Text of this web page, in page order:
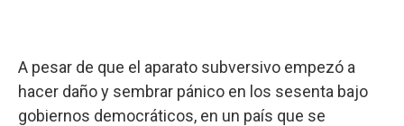
A pesar de que el aparato subversivo empezó a
hacer daño y sembrar pánico en los sesenta bajo
gobiernos democráticos, en un país que se